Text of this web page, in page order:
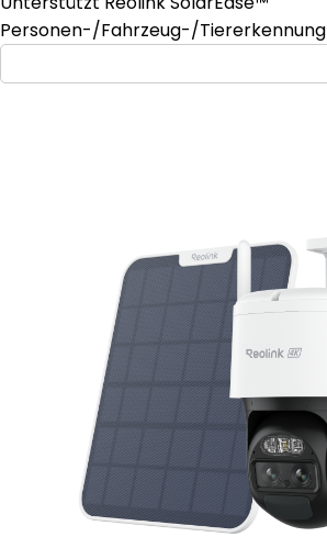
Personen-/Fahrzeug-/Tiererkennung